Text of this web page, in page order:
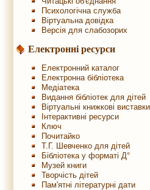
Психологічна служба
Віртуальна довідка
Версія для слабозорих
Електронні ресурси
Електронний каталог
Електронна бібліотека
Медіатека
Видання бібліотек для дітей
Віртуальні книжкові виставки
Інтерактивні ресурси
Ключ
Почитайко
Т.Г. Шевченко для дітей
Бібліотека у форматі Д°
Музей книги
Творчість дітей
Пам'ятні літературні дати